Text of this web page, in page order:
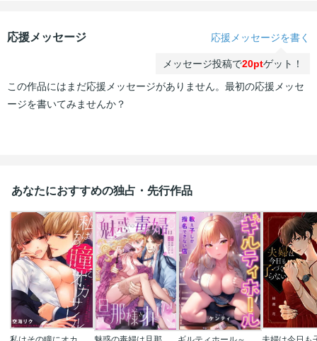
応援メッセージ 応援メッセージを書く
メッセージ投稿で20ptゲット！
この作品にはまだ応援メッセージがありません。最初の応援メッセ
ージを書いてみませんか？
あなたにおすすめの独占・先行作品